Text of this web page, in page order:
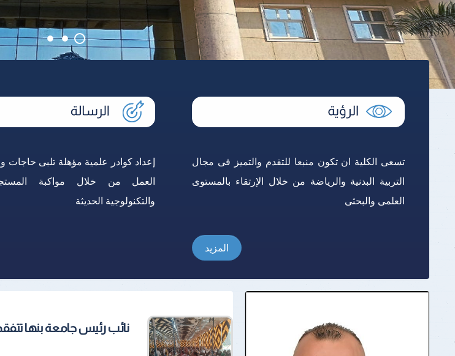
نتائج الامتحانات
تسعى الكلية ان تكون منبعا للتقدم والتميز فى مجال
التربية البدنية والرياضة من خلال الإرتقاء بالمستوى
العلمى والبحثى
المزيد
إعداد كوادر علمية مؤهلة تلبى
العمل من خلال مواكبة
والتكنولوجية الحديثة
نائب رئيس جامعة بنها